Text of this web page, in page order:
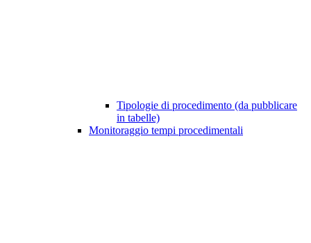
Tipologie di procedimento (da pubblicare
in tabelle)
Monitoraggio tempi procedimentali